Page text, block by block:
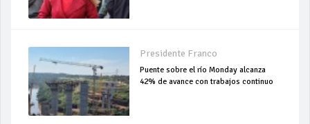
Presidente Franco
Puente sobre el río Monday alcanza
42% de avance con trabajos continuo